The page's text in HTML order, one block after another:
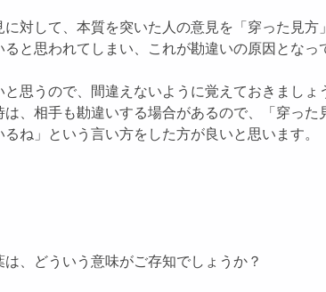
対して、本質を突いた人の意見を「穿った見
と思われてしまい、これが勘違いの原因となっ
思うので、間違えないように覚えておきましょ
、相手も勘違いする場合があるので、「穿った
ね」という言い方をした方が良いと思います。
は、どういう意味がご存知でしょうか？